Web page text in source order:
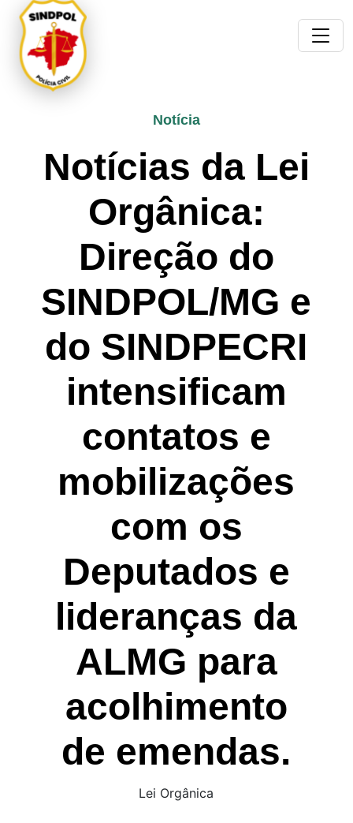
Notícia
Notícias da Lei
Orgânica:
Direção do
SINDPOL/MG e
do SINDPECRI
intensificam
contatos e
mobilizações
com os
Deputados e
lideranças da
ALMG para
acolhimento
de emendas.
Lei Orgânica